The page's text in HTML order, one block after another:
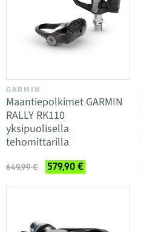
GARMIN
Maantiepolkimet GARMIN
RALLY RK110
yksipuolisella
tehomittarilla
649,99 € 579,90 €